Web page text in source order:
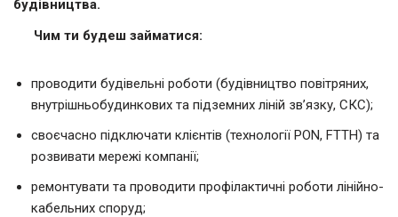
будівництва.
Чим ти будеш займатися:
проводити будівельні роботи (будівництво повітряних,
внутрішньобудинкових та підземних ліній зв’язку, СКС);
своєчасно підключати клієнтів (технології PON, FTTH) та
розвивати мережі компанії;
ремонтувати та проводити профілактичні роботи лінійно-
кабельних споруд;